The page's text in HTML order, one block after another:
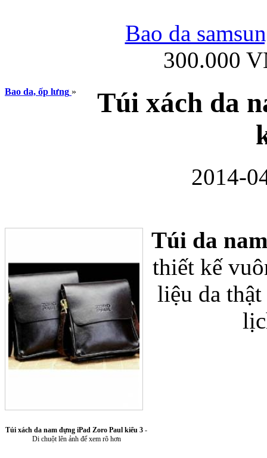
Bao da Samsung
Ốp lưng Samsung
Bao da
300.000
Bao da, ốp lưng »
Túi xách da
2014-
Túi xách da nam đựng iPad Zoro Paul kiểu 3 -
Di chuột lên ảnh để xem rõ hơn
Túi da
thiết kế
liệu da thật